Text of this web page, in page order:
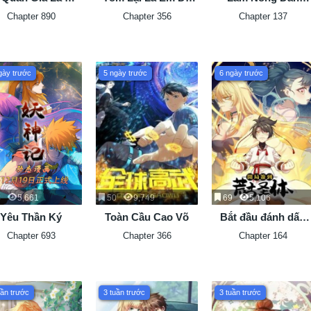
Hoàng
Chapter 890
Thương Được Chưa
Chapter 356
Trong Tòa Tháp
Thách
Chapter 137
trước
5,661
Yêu Thần Ký
Chapter 693
5 ngày trước
50 9,749
Toàn Cầu Cao Võ
Chapter 366
6 ngày trước
69 5,106
Bắt đầu đánh dấu
Hoang cổ thánh thể
Chapter 164
trước 3 tuần trước 3 tuần trước